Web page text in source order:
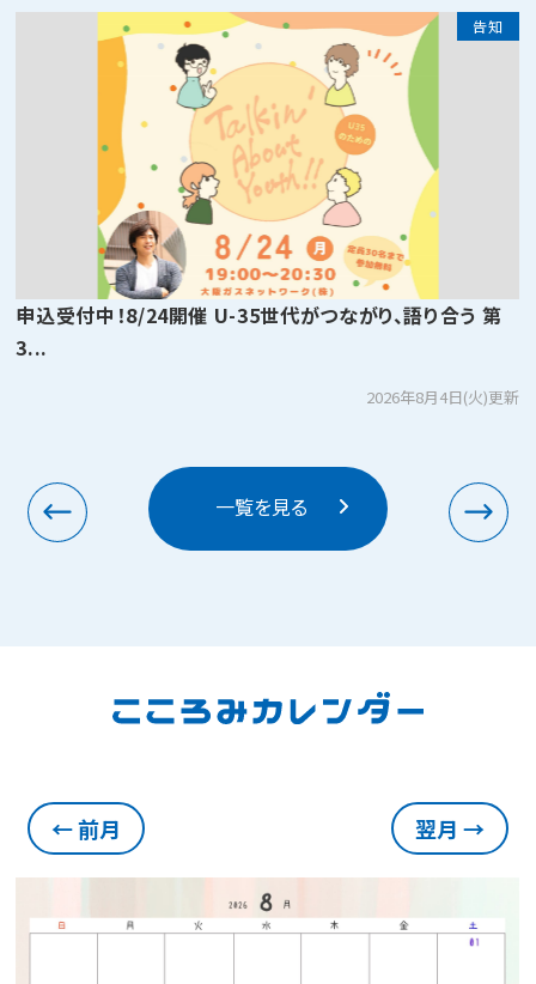
告知
申込受付中！8/24開催 U-35世代がつながり、語り合う 第
3...
2026年8月4日(火)更新
一覧を見る
前月 翌月